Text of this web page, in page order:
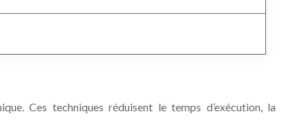
Ces techniques réduisent le temps d’exécution, la